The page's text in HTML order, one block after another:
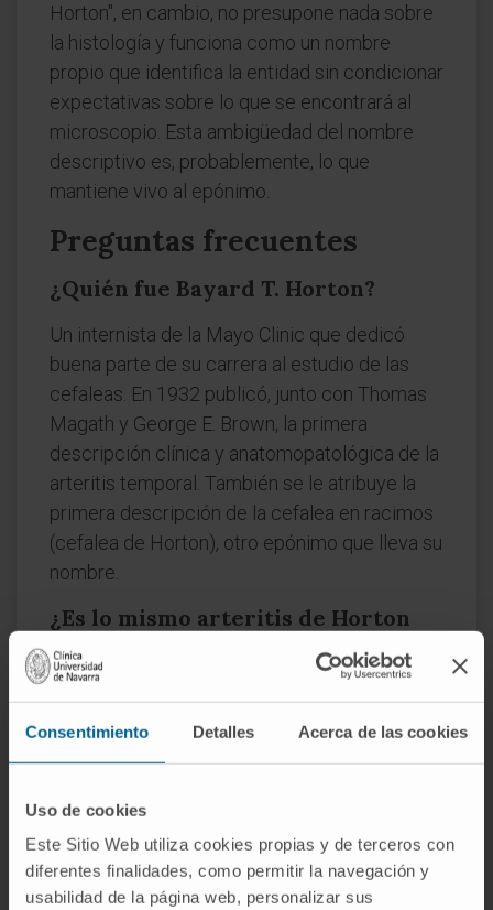
Consentimiento Detalles Acerca de las cookies
Uso de cookies
Este Sitio Web utiliza cookies propias y de terceros con
diferentes finalidades, como permitir la navegación y
usabilidad de la página web, personalizar sus
Horton", en cambio, no presupone nada sobre
la histología y funciona como un nombre
propio que identifica la entidad sin condicionar
expectativas sobre lo que se encontrará al
microscopio. Esta ambigüedad del nombre
descriptivo es, probablemente, lo que
mantiene vivo al epónimo.
Preguntas frecuentes
¿Quién fue Bayard T. Horton?
Un internista de la Mayo Clinic que dedicó
buena parte de su carrera al estudio de las
cefaleas. En 1932 publicó, junto con Thomas
Magath y George E. Brown, la primera
descripción clínica y anatomopatológica de la
arteritis temporal. También se le atribuye la
primera descripción de la cefalea en racimos
(cefalea de Horton), otro epónimo que lleva su
nombre.
¿Es lo mismo arteritis de Horton
que arteritis de células gigantes?
enfermedad. La nomenclatura internacional
ambos se usan indistintamente.
¿Y "arteritis temporal"?
Fue otro sinónimo habitual hasta la revisión de